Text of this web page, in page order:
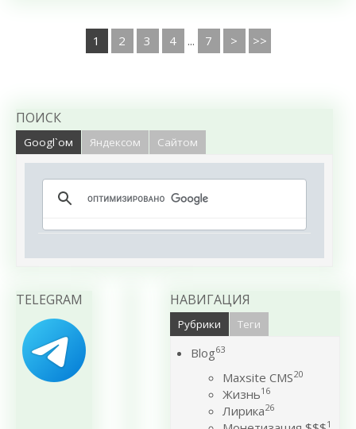
1 2 3 4 ... 7 > >>
ПОИСК
Googl`ом Яндексом Сайтом
TELEGRAM НАВИГАЦИЯ
Рубрики Теги
Blog63
Maxsite CMS20
Жизнь16
Лирика26
1